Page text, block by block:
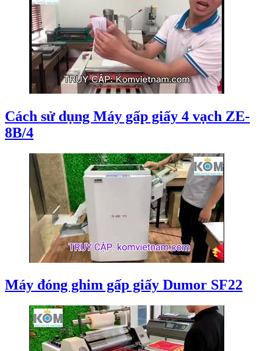
Cách sử dụng Máy gấp giấy 4 vạch ZE-
8B/4
Máy đóng ghim gấp giấy Dumor SF22